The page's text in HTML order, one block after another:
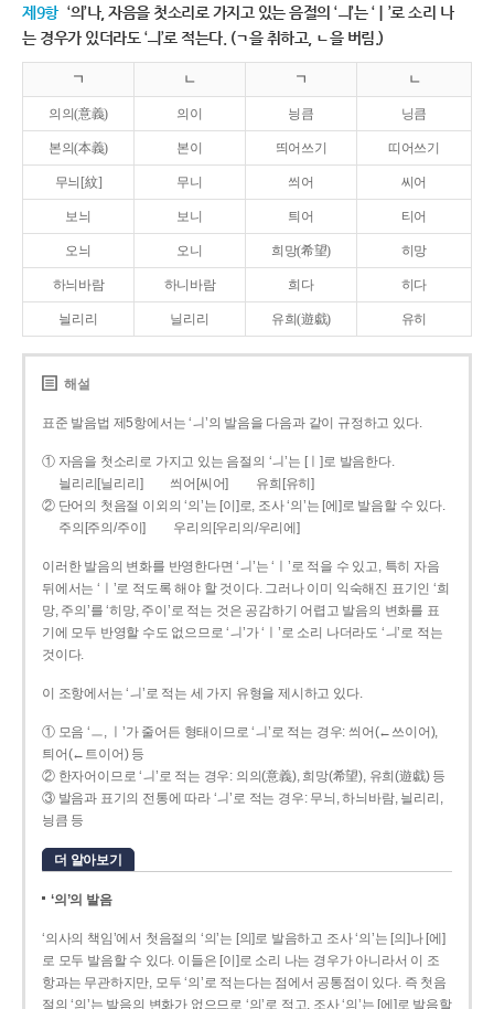
제9항 ‘의’나, 자음을 첫소리로 가지고 있는 음절의 ‘ㅢ’는 ‘ㅣ’로 소리 나
는 경우가 있더라도 ‘ㅢ’로 적는다. (ㄱ을 취하고, ㄴ을 버림.)
ㄱ ㄴ ㄱ ㄴ
의의(意義) 의이 닁큼 닝큼
본의(本義) 본이 띄어쓰기 띠어쓰기
무늬[紋] 무니 씌어 씨어
보늬 보니 틔어 티어
오늬 오니 희망(希望) 히망
하늬바람 하니바람 희다 히다
늴리리 닐리리 유희(遊戱) 유히
해설
표준 발음법 제5항에서는 ‘ㅢ’의 발음을 다음과 같이 규정하고 있다.
① 자음을 첫소리로 가지고 있는 음절의 ‘ㅢ’는 [ㅣ]로 발음한다.
늴리리[닐리리]
씌어[씨어]
유희[유히]
② 단어의 첫음절 이외의 ‘의’는 [이]로, 조사 ‘의’는 [에]로 발음할 수 있다.
주의[주의/주이]
우리의[우리의/우리에]
이러한 발음의 변화를 반영한다면 ‘ㅢ’는 ‘ㅣ’로 적을 수 있고, 특히 자음
뒤에서는 ‘ㅣ’로 적도록 해야 할 것이다. 그러나 이미 익숙해진 표기인 ‘희
망, 주의’를 ‘히망, 주이’로 적는 것은 공감하기 어렵고 발음의 변화를 표
기에 모두 반영할 수도 없으므로 ‘ㅢ’가 ‘ㅣ’로 소리 나더라도 ‘ㅢ’로 적는
것이다.
이 조항에서는 ‘ㅢ’로 적는 세 가지 유형을 제시하고 있다.
① 모음 ‘ㅡ, ㅣ’가 줄어든 형태이므로 ‘ㅢ’로 적는 경우: 씌어(←쓰이어),
틔어(←트이어) 등
② 한자어이므로 ‘ㅢ’로 적는 경우: 의의(意義), 희망(希望), 유희(遊戱) 등
③ 발음과 표기의 전통에 따라 ‘ㅢ’로 적는 경우: 무늬, 하늬바람, 늴리리,
닁큼 등
더 알아보기
‘의’의 발음
‘의사의 책임’에서 첫음절의 ‘의’는 [의]로 발음하고 조사 ‘의’는 [의]나 [에]
로 모두 발음할 수 있다. 이들은 [이]로 소리 나는 경우가 아니라서 이 조
항과는 무관하지만, 모두 ‘의’로 적는다는 점에서 공통점이 있다. 즉 첫음
절의 ‘의’는 발음의 변화가 없으므로 ‘의’로 적고, 조사 ‘의’는 [에]로 발음할